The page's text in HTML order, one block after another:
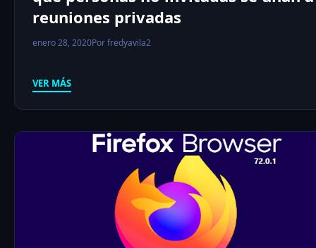
reuniones privadas
enero 28, 2020Por fredyavila2
VER MÁS